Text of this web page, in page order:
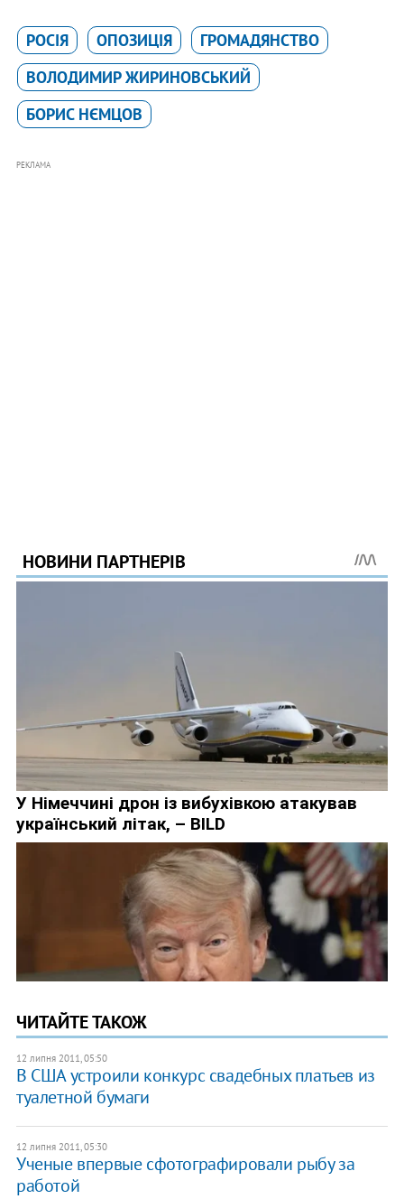
РОСІЯ ОПОЗИЦІЯ
ГРОМАДЯНСТВО
ВОЛОДИМИР ЖИРИНОВСЬКИЙ
БОРИС НЄМЦОВ
РЕКЛАМА
ЧИТАЙТЕ ТАКОЖ
12 липня 2011, 05:50
В США устроили конкурс свадебных платьев из
туалетной бумаги
12 липня 2011, 05:30
Ученые впервые сфотографировали рыбу за
работой